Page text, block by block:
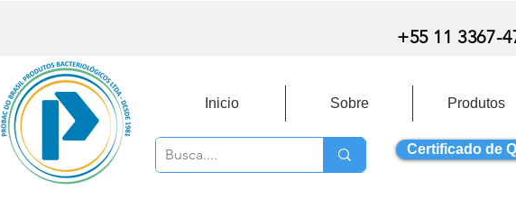
+55 11 3367-
Inicio Sobre Produtos
Certificado de